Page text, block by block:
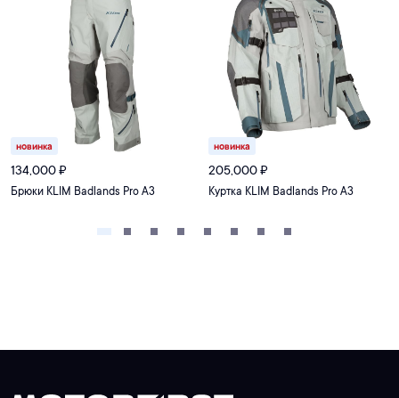
новинка
134,000₽
Брюки KLIM Badlands Pro A3
новинка
205,000₽
Куртка KLIM Badlands Pro A3